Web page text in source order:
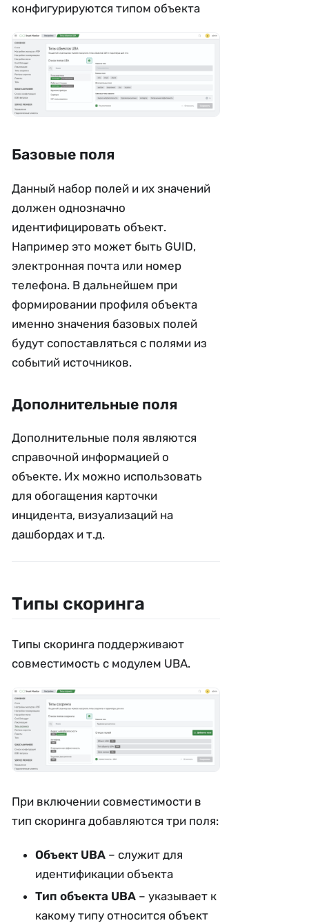
конфигурируются типом объекта
Базовые поля
Данный набор полей и их значений
должен однозначно
идентифицировать объект.
Например это может быть GUID,
электронная почта или номер
телефона. В дальнейшем при
формировании профиля объекта
именно значения базовых полей
будут сопоставляться с полями из
событий источников.
Дополнительные поля
Дополнительные поля являются
справочной информацией о
объекте. Их можно использовать
для обогащения карточки
инцидента, визуализаций на
дашбордах и т.д.
Типы скоринга
Типы скоринга поддерживают
совместимость с модулем UBA.
При включении совместимости в
тип скоринга добавляются три поля:
Объект UBA – служит для
идентификации объекта
Тип объекта UBA – указывает к
какому типу относится объект